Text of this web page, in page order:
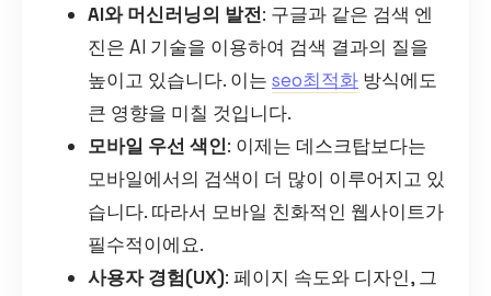
AI와 머신러닝의 발전: 구글과 같은 검색 엔
진은 AI 기술을 이용하여 검색 결과의 질을
높이고 있습니다. 이는 seo최적화 방식에도
큰 영향을 미칠 것입니다.
모바일 우선 색인: 이제는 데스크탑보다는
모바일에서의 검색이 더 많이 이루어지고 있
습니다. 따라서 모바일 친화적인 웹사이트가
필수적이에요.
사용자 경험(UX): 페이지 속도와 디자인, 그